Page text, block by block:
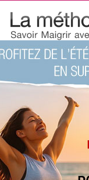
> > Allez ce
vini85
n'est
nombreuses de
O T I V A T I O N
sont tjs pas
promis je suis là et